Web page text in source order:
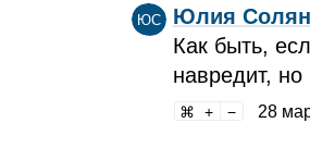
ЮС
Юлия
Как быть,
навредит, но
28